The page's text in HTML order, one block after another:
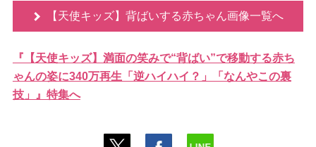
【天使キッズ】背ばいする赤ちゃん画像一覧へ
『【天使キッズ】満面の笑みで“背ばい”で移動する赤ち
ゃんの姿に340万再生「逆ハイハイ？」「なんやこの裏
技」』特集へ